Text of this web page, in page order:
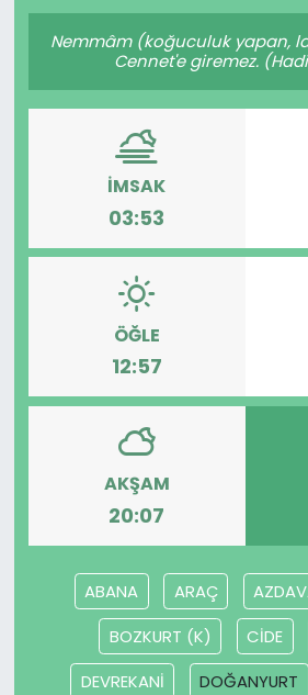
Nemmâm (koğuculuk yapan,
Cennet'e giremez.
İMSAK
03:53
ÖĞLE
12:57
AKŞAM
20:07
ABANA ARAÇ
BOZKURT (K)
CİDE
DEVREKANİ
DOĞANYURT
Gündem
KKTC
KKTC YEREL SEÇİM 2018
Kültür Sanat
Magazin
Moda
Nöbetçi Eczaneler
Otomobil Dünyası
Politika
SAĞLIK
Spor
Teknoloji